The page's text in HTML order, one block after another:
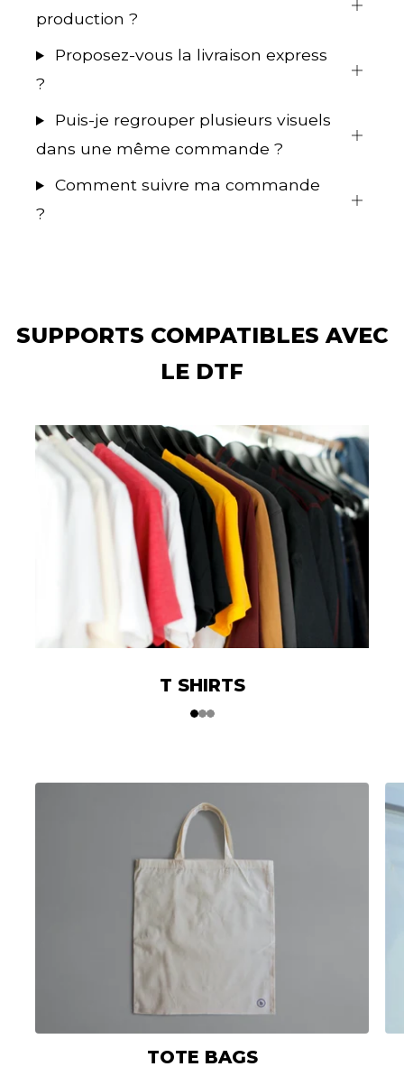
production ?
Proposez-vous la livraison express
?
Puis-je regrouper plusieurs visuels
dans une même commande ?
Comment suivre ma commande
?
SUPPORTS COMPATIBLES AVEC
LE DTF
T SHIRTS
TOTE BAGS